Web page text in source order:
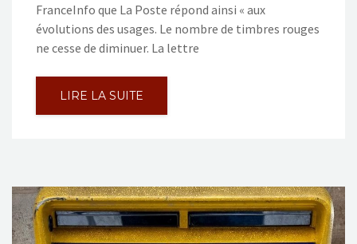
FranceInfo que La Poste répond ainsi « aux
évolutions des usages. Le nombre de timbres rouges
ne cesse de diminuer. La lettre
LIRE LA SUITE